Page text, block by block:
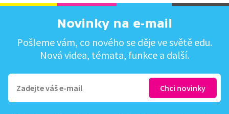
Novinky na e-mail
Pošleme vám, co nového se děje ve světě edu.
Nová videa, témata, funkce a další.